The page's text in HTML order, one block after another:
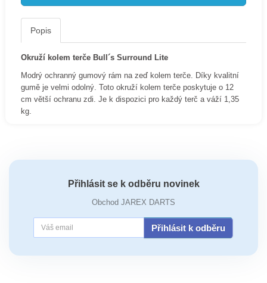
Popis
Okruží kolem terče Bull´s Surround Lite
Modrý ochranný gumový rám na zeď kolem terče. Díky kvalitní
gumě je velmi odolný. Toto okruží kolem terče poskytuje o 12
cm větší ochranu zdi. Je k dispozici pro každý terč a váží 1,35
kg.
Přihlásit se k odběru novinek
Obchod JAREX DARTS
Přihlásit k odběru